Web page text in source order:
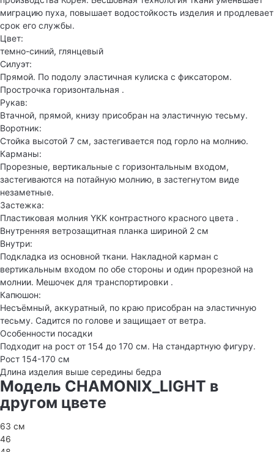
миграцию пуха, повышает водостойкость изделия и продлевает
срок его службы.
Цвет:
темно-синий, глянцевый
Силуэт:
Прямой. По подолу эластичная кулиска с фиксатором.
Прострочка горизонтальная .
Рукав:
Втачной, прямой, книзу присобран на эластичную тесьму.
Воротник:
Стойка высотой 7 см, застегивается под горло на молнию.
Карманы:
Прорезные, вертикальные с горизонтальным входом,
застегиваются на потайную молнию, в застегнутом виде
незаметные.
Застежка:
Пластиковая молния YKK контрастного красного цвета .
Внутренняя ветрозащитная планка шириной 2 см
Внутри:
Подкладка из основной ткани. Накладной карман с
вертикальным входом по обе стороны и один прорезной на
молнии. Мешочек для транспортировки .
Капюшон:
Несъёмный, аккуратный, по краю присобран на эластичную
тесьму. Садится по голове и защищает от ветра.
Особенности посадки
Подходит на рост от 154 до 170 см. На стандартную фигуру.
Рост 154-170 см
Длина изделия выше середины бедра
Модель CHAMONIX_LIGHT в
другом цвете
63 см
46